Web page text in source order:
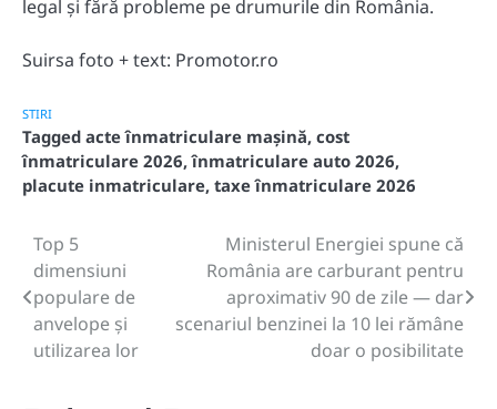
legal și fără probleme pe drumurile din România.
Suirsa foto + text: Promotor.ro
STIRI
Tagged acte înmatriculare mașină, cost
înmatriculare 2026,înmatriculare auto 2026,
placute inmatriculare, taxe înmatriculare 2026
Post
navigation
Top 5
dimensiuni
populare de
anvelope și
utilizarea lor
Ministerul Energiei spune că
România are carburant pentru
aproximativ 90 de zile — dar
scenariul benzinei la 10 lei rămâne
doar o posibilitate